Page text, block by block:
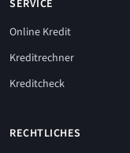
SERVICE
Online Kredit
Kreditrechner
Kreditcheck
RECHTLICHES